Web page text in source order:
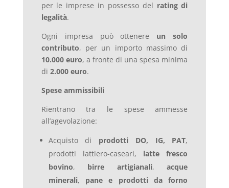
per le imprese in possesso del rating di
legalità.
Ogni impresa può ottenere un solo
contributo, per un importo massimo di
10.000 euro, a fronte di una spesa minima
di 2.000 euro.
Spese ammissibili
Rientrano tra le spese ammesse
all’agevolazione:
Acquisto di prodotti DO, IG, PAT,
prodotti lattiero-caseari, latte fresco
bovino, birre artigianali,acque
minerali, pane e prodotti da forno